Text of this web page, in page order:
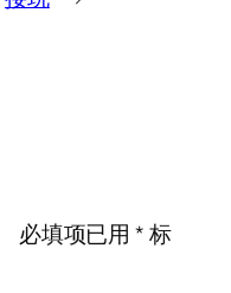
必填项已用*标